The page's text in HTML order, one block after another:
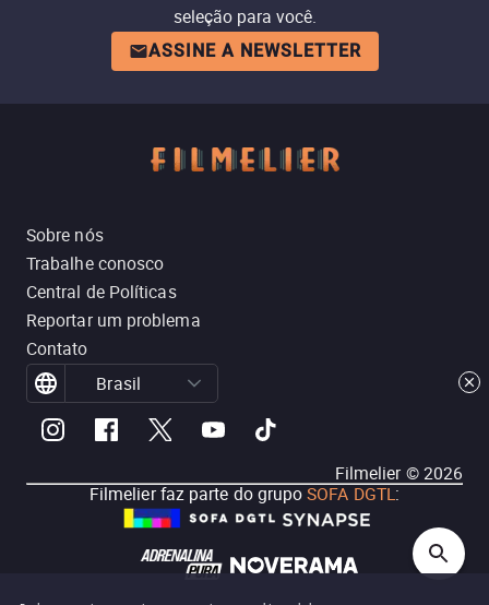
seleção para você.
ASSINE A NEWSLETTER
Sobre nós
Trabalhe conosco
Central de Políticas
Reportar um problema
Contato
Brasil
Filmelier ©2026
Filmelier faz parte do grupoSOFA DGTL: